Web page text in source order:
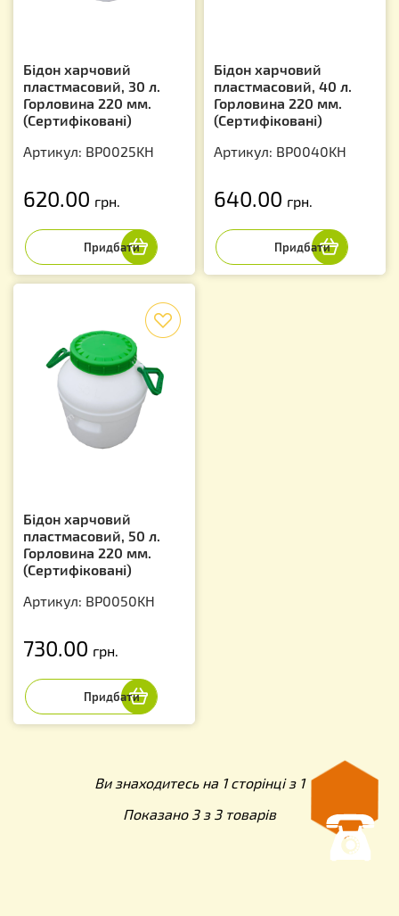
Бідон харчовий
пластмасовий, 30 л.
Горловина 220 мм.
(Сертифіковані)
Артикул: BP0025KH
620.00 грн.
Бідон харчовий
пластмасовий, 40 л.
Горловина 220 мм.
(Сертифіковані)
Артикул: BP0040KH
640.00 грн.
Бідон харчовий
пластмасовий, 50 л.
Горловина 220 мм.
(Сертифіковані)
Артикул: BP0050KH
730.00 грн.
Ви знаходитесь на 1 сторінці з 1
Показано 3 з 3 товарів